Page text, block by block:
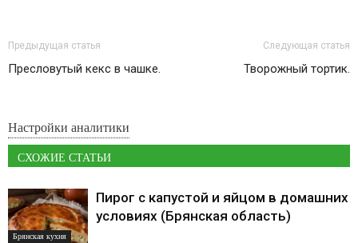
Предыдущая статья
Пресловутый кекс в чашке.
Следующая статья
Творожный тортик.
Настройки аналитики
СХОЖИЕ СТАТЬИ
Брянская кухня
Пирог с капустой и яйцом в домашних
условиях (Брянская область)